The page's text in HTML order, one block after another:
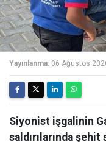
Yayınlanma: 06 Ağustos
Siyonist işgalinin
saldırılarında şehit